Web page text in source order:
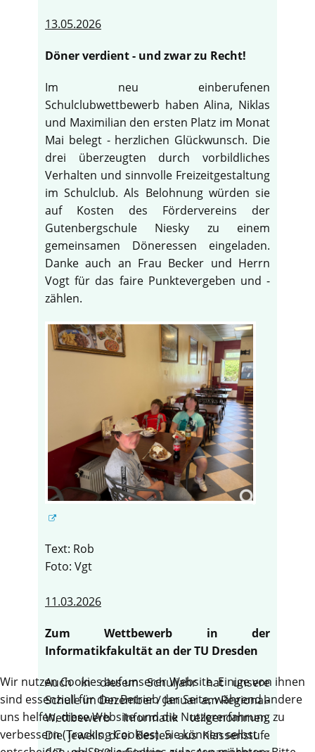
13.05.2026
Döner verdient - und zwar zu Recht!
Im neu einberufenen
Schulclubwettbewerb haben Alina, Niklas
und Maximilian den ersten Platz im Monat
Mai belegt - herzlichen Glückwunsch. Die
drei überzeugten durch vorbildliches
Verhalten und sinnvolle Freizeitgestaltung
im Schulclub. Als Belohnung würden sie
auf Kosten des Fördervereins der
Gutenbergschule Niesky zu einem
gemeinsamen Döneressen eingeladen.
Danke auch an Frau Becker und Herrn
Vogt für das faire Punktevergeben und -
zählen.
Text: Rob
Foto: Vgt
11.03.2026
Zum Wettbewerb in der
Informatikfakultät an der TU Dresden
Auch in diesem Schuljahr hat unsere
Schule im Dezember / Januar am Regional-
Wettbewerb Informatik teilgenommen.
Die jeweils drei Besten aus Klassenstufe
Wir nutzen Cookies auf unserer Website. Einige von ihnen
sind essenziell für den Betrieb der Seite, während andere
uns helfen, diese Website und die Nutzererfahrung zu
verbessern (Tracking Cookies). Sie können selbst